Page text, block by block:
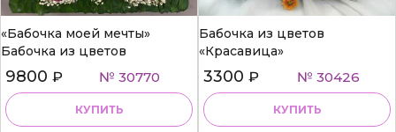
«Бабочка моей мечты»
Бабочка из цветов
9800 ₽ № 30770
КУПИТЬ
Бабочка из цветов
«Красавица»
3300 ₽ № 30426
КУПИТЬ